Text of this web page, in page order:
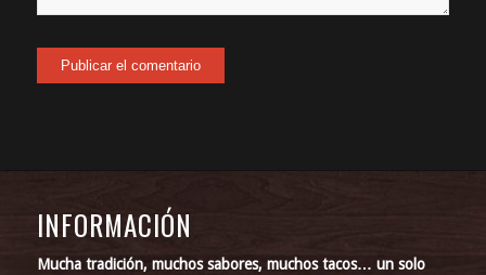
INFORMACIÓN
Mucha tradición, muchos sabores, muchos tacos… un solo